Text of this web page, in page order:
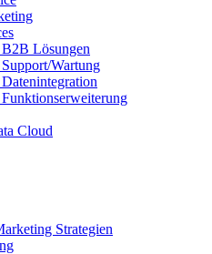
Lösungen
Wartung
Cloud
Strategien